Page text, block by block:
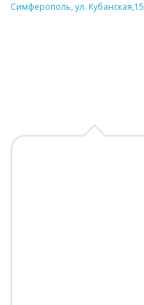
Симферополь, ул. Кубанская,15